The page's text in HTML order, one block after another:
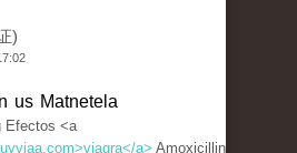
)
us Matnetela
Efectos <a
a> Amoxicillin